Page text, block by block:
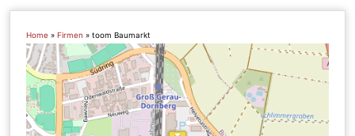
Home »Firmen »toom Baumarkt